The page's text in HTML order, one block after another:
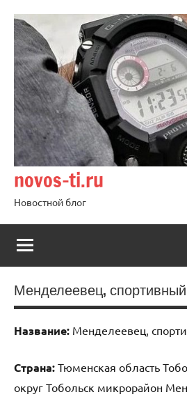
содержимому
novos-ti.ru
Новостной блог
Менделеевец,
Название: Менделеевец,
Страна: Тюменская область
округ Тобольск микрорайон